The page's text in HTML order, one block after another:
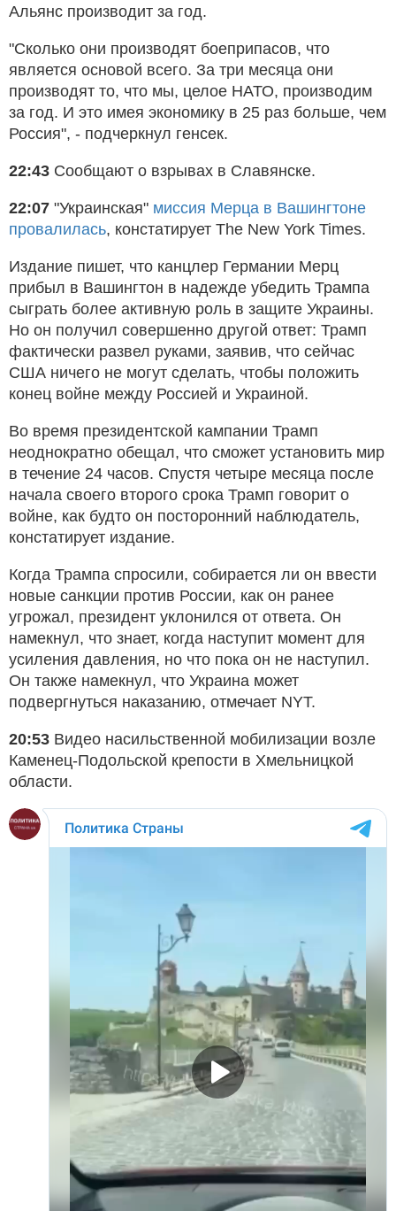
Альянс производит за год.
"Сколько они производят боеприпасов, что
является основой всего. За три месяца они
производят то, что мы, целое НАТО, производим
за год. И это имея экономику в 25 раз больше, чем
Россия", - подчеркнул генсек.
22:43 Сообщают о взрывах в Славянске.
22:07 "Украинская" миссия Мерца в Вашингтоне
провалилась, констатирует The New York Times.
Издание пишет, что канцлер Германии Мерц
прибыл в Вашингтон в надежде убедить Трампа
сыграть более активную роль в защите Украины.
Но он получил совершенно другой ответ: Трамп
фактически развел руками, заявив, что сейчас
США ничего не могут сделать, чтобы положить
конец войне между Россией и Украиной.
Во время президентской кампании Трамп
неоднократно обещал, что сможет установить мир
в течение 24 часов. Спустя четыре месяца после
начала своего второго срока Трамп говорит о
войне, как будто он посторонний наблюдатель,
констатирует издание.
Когда Трампа спросили, собирается ли он ввести
новые санкции против России, как он ранее
угрожал, президент уклонился от ответа. Он
намекнул, что знает, когда наступит момент для
усиления давления, но что пока он не наступил.
Он также намекнул, что Украина может
подвергнуться наказанию, отмечает NYT.
20:53 Видео насильственной мобилизации возле
Каменец-Подольской крепости в Хмельницкой
области.